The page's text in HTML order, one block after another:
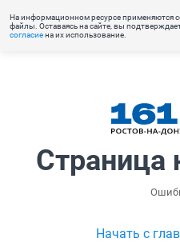
На информационном ресурсе применяются
файлы. Оставаясь на сайте, вы
согласиена их использование.
Страница
Начать с